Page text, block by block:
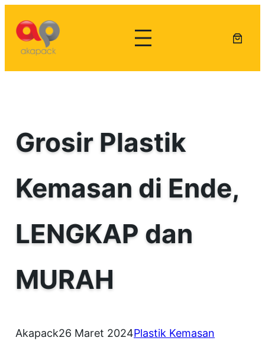
konten
Grosir Plastik
Kemasan di Ende,
LENGKAP dan
MURAH
Akapack26 Maret 2024Plastik Kemasan